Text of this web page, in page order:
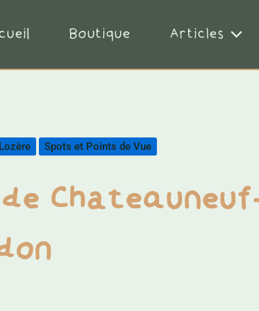
Boutique Articles
Lozère Spots et Points de Vue